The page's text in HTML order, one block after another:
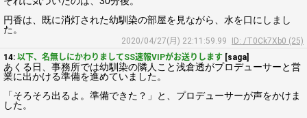
円香は、既に消灯された幼馴染の部屋を見ながら、水を口にしまし
た。
2020/04/27(月) 22:11:59.99
ID: /T0Ck7Xb0 (25)
14: 以下、名無しにかわりましてSS速報VIPがお送りします [saga]
あくる日、事務所では幼馴染の隣人こと浅倉透がプロデューサーと営
業に出かける準備を進めていました。
「そろそろ出るよ。準備できた？」と、プロデューサーが声をかけま
した。